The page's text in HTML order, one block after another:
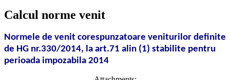
Calcul norme venit
Normele de venit corespunzatoare veniturilor definite
de HG nr.330/2014, la art.71 alin (1) stabilite pentru
perioada impozabila 2014